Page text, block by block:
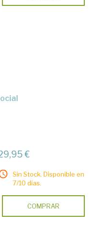
€
Sin Stock. Disponible en
7/10 días.
COMPRAR